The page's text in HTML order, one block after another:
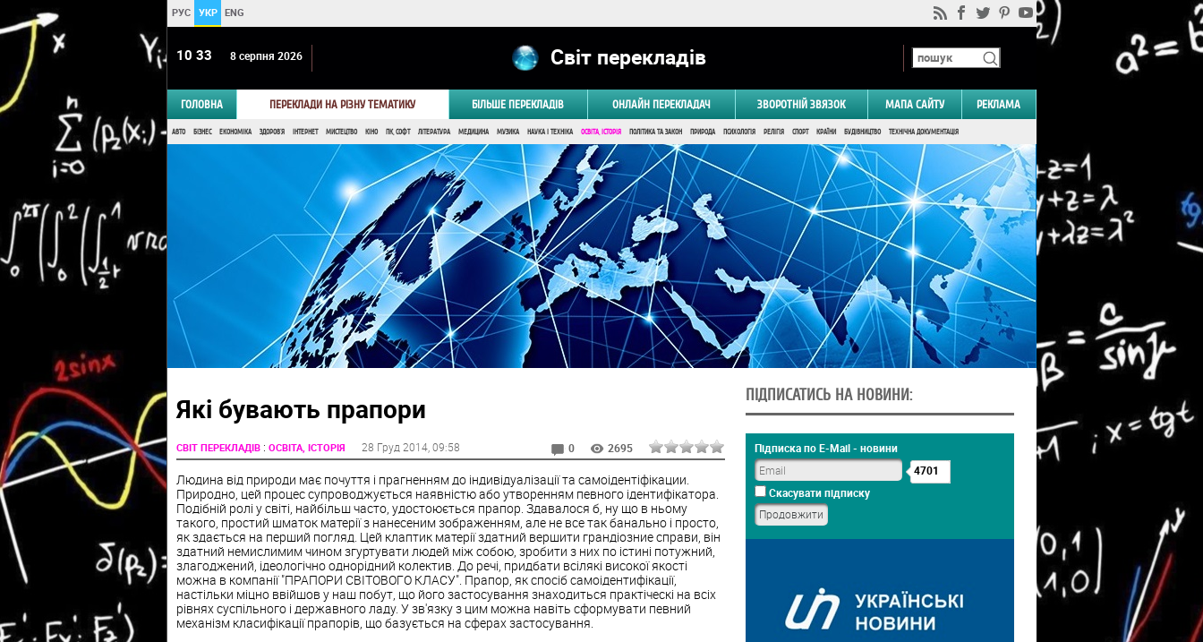
РУС УКР ENG
10 33 8 серпня 2026 Світ перекладів
ГОЛОВНА ПЕРЕКЛАДИ НА РІЗНУ ТЕМАТИКУ БІЛЬШЕ ПЕРЕКЛАДІВ ОНЛАЙН ПЕРЕКЛАДАЧ ЗВОРОТНІЙ ЗВЯЗОК МАПА САЙТУ РЕКЛАМА
АВТО БІЗНЕС ЕКОНОМІКА ЗДОРОВ'Я ІНТЕРНЕТ МИСТЕЦТВО КІНО ПК, СОФТ ЛІТЕРАТУРА МЕДИЦИНА МУЗИКА НАУКА І ТЕХНІКА ОСВІТА, ІСТОРІЯ ПОЛІТИКА ТА ЗАКОН ПРИРОДА ПСИХОЛОГІЯ РЕЛІГІЯ СПОРТ КРАЇНИ БУДІВНИЦТВО ТЕХНІЧНА ДОКУМЕНТАЦІЯ
Які бувають прапори
СВІТ ПЕРЕКЛАДІВ: ОСВІТА, ІСТОРІЯ 28 Груд 2014, 09:58 0 2695
Людина від природи має почуття і прагненням до індивідуалізації та самоідентіфікации.
Природно, цей процес супроводжується наявністю або утворенням певного ідентифікатора.
Подібній ролі у світі, найбільш часто, удостоюється прапор. Здавалося б, ну що в ньому
такого, простий шматок матерії з нанесеним зображенням, але не все так банально і просто,
як здається на перший погляд. Цей клаптик матерії здатний вершити грандіозние справи, він
здатний немислимим чином згуртувати людей між собою, зробити з них по істині потужний,
злагоджений, ідеологічно однорідний колектив. До речі, придбати всілякі високої якості
можна в компанії "ПРАПОРИ СВІТОВОГО КЛАСУ". Прапор, як спосіб самоідентифікації,
настільки міцно ввійшов у наш побут, що його застосування знаходиться практіческі на всіх
рівнях суспільного і державного ладу. У зв'язку з цим можна навіть сформувати певний
механізм класифікації прапорів, що базується на сферах застосування.
ПІДПИСАТИСЬ НА НОВИНИ:
Підписка по E-Mail - новини
4701
Скасувати підписку